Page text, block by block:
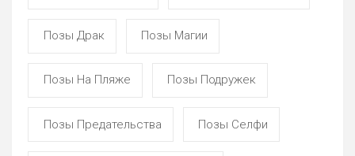
Позы Драк Позы Магии
Позы На Пляже Позы Подружек
Позы Предательства Позы Селфи